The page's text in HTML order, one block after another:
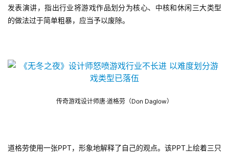
发表演讲，指出行业将游戏作品划分为核心、中核和休闲三大类型
的做法过于简单粗暴，应当予以废除。
传奇游戏设计师唐·道格劳（Don Daglow）
道格劳使用一张PPT，形象地解释了自己的观点。该PPT上绘着三只